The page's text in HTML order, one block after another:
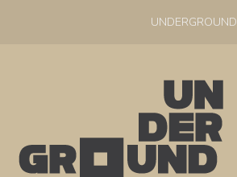
UNDERGROUND